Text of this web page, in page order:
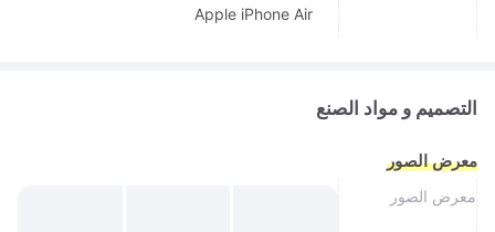
Apple iPhone Air
التصميم و مواد الصنع
معرض الصور
معرض الصور